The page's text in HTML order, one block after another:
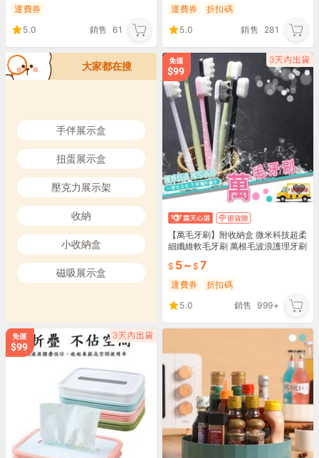
運費券
5.0
銷售 61
運費券
折扣碼
5.0
銷售 281
大家都在搜
手伴展示盒
扭蛋展示盒
壓克力展示架
收納
小收納盒
磁吸展示盒
【萬毛牙刷】附收納盒 微米科技超柔
細纖維軟毛牙刷 萬根毛波浪護理牙刷
5~ 7
運費券
折扣碼
5.0
銷售 999+